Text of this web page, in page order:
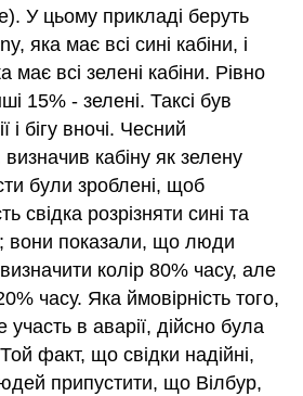
У цьому прикладі беруть
яка має всі сині кабіни, і
має всі зелені кабіни. Рівно
15% - зелені. Таксі був
і бігу вночі. Чесний
кабіну як зелену
були зроблені, щоб
свідка розрізняти сині та
вони показали, що люди
колір 80% часу, але
часу. Яка ймовірність того,
в аварії, дійсно була
факт, що свідки надійні,
припустити, що Вілбур,